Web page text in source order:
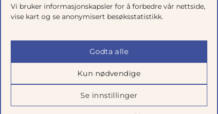
Vi bruker informasjonskapsler for å forbedre vår nettside,
vise kart og se anonymisert besøksstatistikk.
Godta alle
Kun nødvendige
Se innstillinger
Salgsbetingelser|Personvern|Cookie-innstillinger